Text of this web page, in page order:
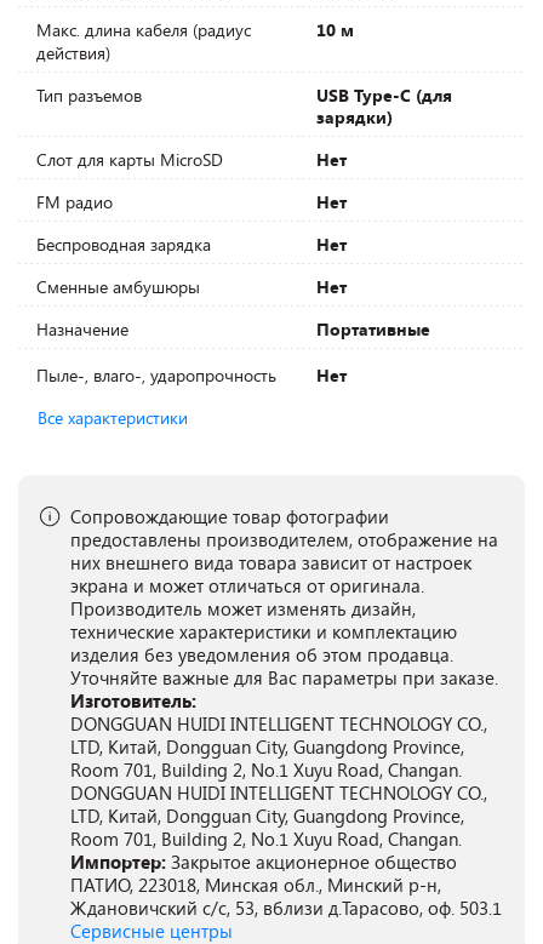
Макс. длина кабеля (радиус
действия)
10 м
Тип разъемов
USB Type-C (для
зарядки)
Слот для карты MicroSD
Нет
FM радио
Нет
Беспроводная зарядка
Нет
Сменные амбушюры
Нет
Назначение
Портативные
Пыле-, влаго-, ударопрочность
Нет
Все характеристики
Сопровождающие товар фотографии
предоставлены производителем, отображение на
них внешнего вида товара зависит от настроек
экрана и может отличаться от оригинала.
Производитель может изменять дизайн,
технические характеристики и комплектацию
изделия без уведомления об этом продавца.
Уточняйте важные для Вас параметры при заказе.
Изготовитель:
DONGGUAN HUIDI INTELLIGENT TECHNOLOGY CO.,
LTD, Китай, Dongguan City, Guangdong Province,
Room 701, Building 2, No.1 Xuyu Road, Changan.
DONGGUAN HUIDI INTELLIGENT TECHNOLOGY CO.,
LTD, Китай, Dongguan City, Guangdong Province,
Room 701, Building 2, No.1 Xuyu Road, Changan.
Импортер: Закрытое акционерное общество
ПАТИО, 223018, Минская обл., Минский р-н,
Ждановичский с/с, 53, вблизи д.Тарасово, оф. 503.1
Сервисные центры